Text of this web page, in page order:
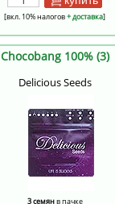
[вкл. 10% налогов+ доставка]
Chocobang 100% (3)
Delicious Seeds
3 семянв пачке